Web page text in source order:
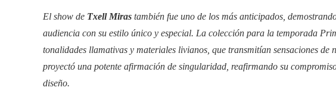
El show de Txell Miras también fue uno de los más anticipados,
audiencia con su estilo único y especial. La colección para la temporada
tonalidades llamativas y materiales livianos, que transmitían sensaciones de
proyectó una potente afirmación de singularidad, reafirmando su
diseño.